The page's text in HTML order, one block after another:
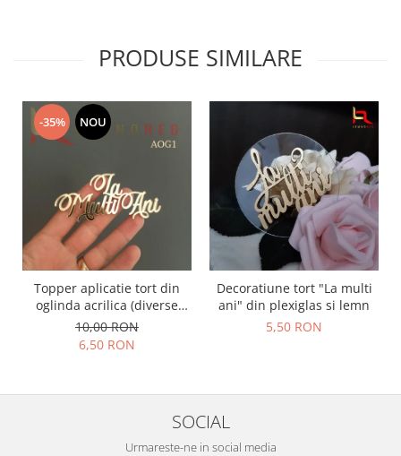
PRODUSE SIMILARE
-35% NOU
Topper aplicatie tort din
oglinda acrilica (diverse
modele) - PRODUSUL LUNII
10,00 RON
6,50 RON
Decoratiune tort "La multi
ani" din plexiglas si lemn
5,50 RON
SOCIAL
Urmareste-ne in social media